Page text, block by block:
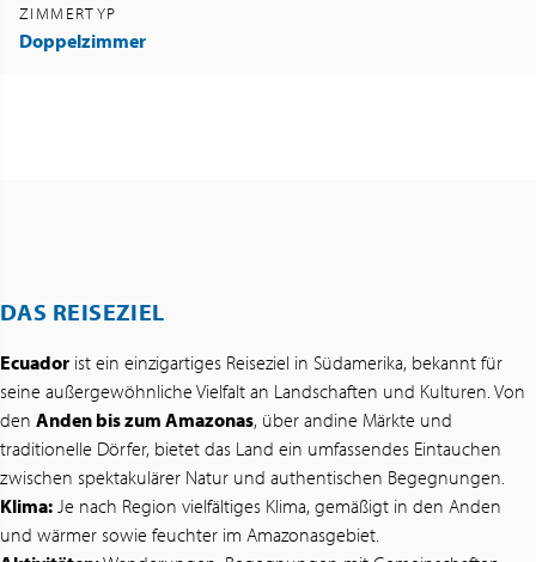
ZIMMERTYP
Doppelzimmer
DAS REISEZIEL
Ecuador ist ein einzigartiges Reiseziel in Südamerika, bekannt für
seine außergewöhnliche Vielfalt an Landschaften und Kulturen. Von
den Anden bis zum Amazonas, über andine Märkte und
traditionelle Dörfer, bietet das Land ein umfassendes Eintauchen
zwischen spektakulärer Natur und authentischen Begegnungen.
Klima: Je nach Region vielfältiges Klima, gemäßigt in den Anden
und wärmer sowie feuchter im Amazonasgebiet.